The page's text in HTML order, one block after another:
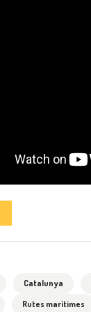
Catalunya
Rutes marítimes